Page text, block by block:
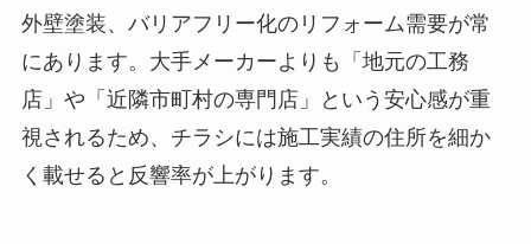
外壁塗装、バリアフリー化のリフォーム需要が常
にあります。大手メーカーよりも「地元の工務
店」や「近隣市町村の専門店」という安心感が重
視されるため、チラシには施工実績の住所を細か
く載せると反響率が上がります。